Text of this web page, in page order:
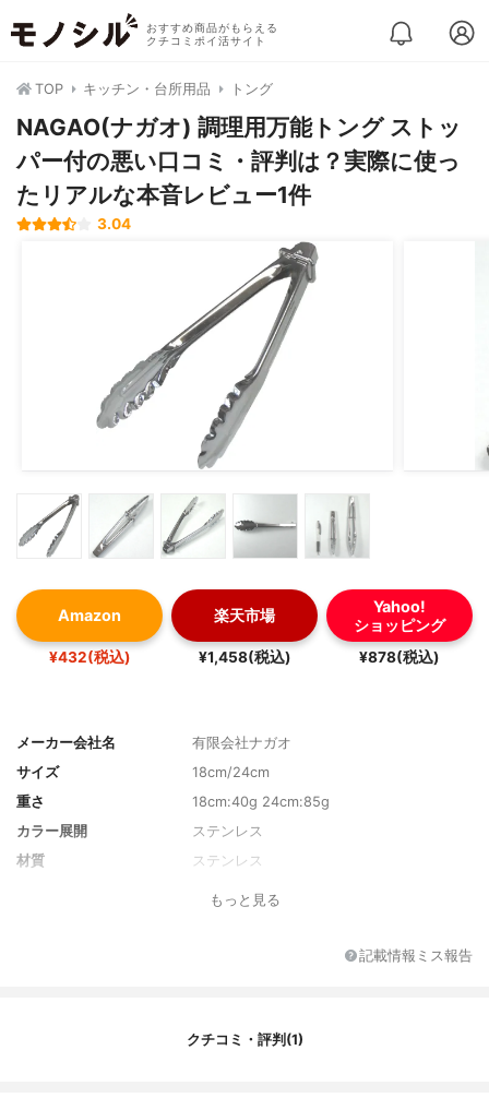
おすすめ商品がもらえる
クチコミポイ活サイト
TOP キッチン・台所用品 トング
NAGAO(ナガオ) 調理用万能トング ストッ
パー付の悪い口コミ・評判は？実際に使っ
たリアルな本音レビュー1件
3.04
Amazon
¥432(税込)
楽天市場
¥1,458(税込)
Yahoo!
ショッピング
¥878(税込)
メーカー会社名
有限会社ナガオ
サイズ
18cm/24cm
重さ
18cm:40g 24cm:85g
カラー展開
ステンレス
材質
ステンレス
もっと見る
記載情報ミス報告
クチコミ・評判(1)